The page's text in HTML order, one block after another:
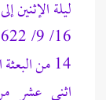
اثني عشر